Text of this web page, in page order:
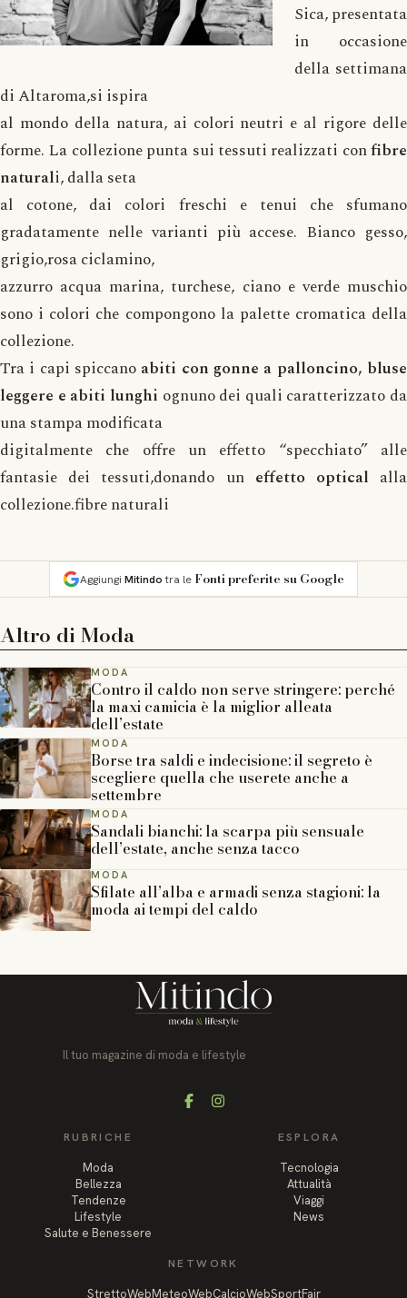
Sica, presentata
in occasione
della settimana
di Altaroma,si ispira
al mondo della natura, ai colori neutri e al rigore delle
forme. La collezione punta sui tessuti realizzati confibre
naturali, dalla seta
al cotone, dai colori freschi e tenui che sfumano
gradatamente nelle varianti più accese. Bianco gesso,
grigio,rosa ciclamino,
azzurro acqua marina, turchese, ciano e verde muschio
sono i colori che compongono la palette cromatica della
collezione.
Tra i capi spiccano abiti con gonne a palloncino, bluse
leggere e abiti lunghi ognuno dei quali caratterizzato da
una stampa modificata
digitalmente che offre un effetto “specchiato” alle
fantasie dei tessuti,donando un effetto optical alla
collezione.fibre naturali
Aggiungi Mitindotra le Fonti preferite su Google
Altro di Moda
MODA
Contro il caldo non serve stringere: perché
la maxi camicia è la miglior alleata
dell’estate
MODA
Borse tra saldi e indecisione: il segreto è
scegliere quella che userete anche a
settembre
MODA
Sandali bianchi: la scarpa più sensuale
dell’estate, anche senza tacco
MODA
Sfilate all’alba e armadi senza stagioni: la
moda ai tempi del caldo
Il tuo magazine di moda e lifestyle
FacebookInstagram
RUBRICHE
Moda
Bellezza
Tendenze
Lifestyle
Salute e Benessere
ESPLORA
Tecnologia
Attualità
Viaggi
News
NETWORK
StrettoWebMeteoWebCalcioWebSportFair